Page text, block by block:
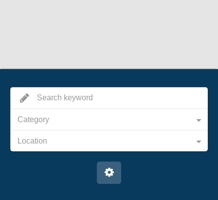
Category
Location